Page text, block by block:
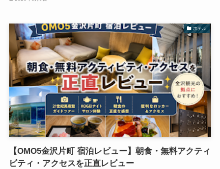
ホテル
【OMO5金沢片町 宿泊レビュー】朝食・無料アクティ
ビティ・アクセスを正直レビュー